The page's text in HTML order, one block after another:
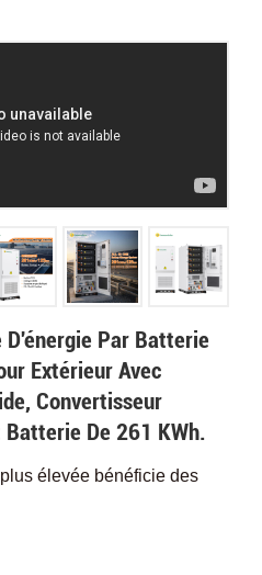
D'énergie Par Batterie
Extérieur Avec
Convertisseur
De 261 KWh.
élevée bénéficie des